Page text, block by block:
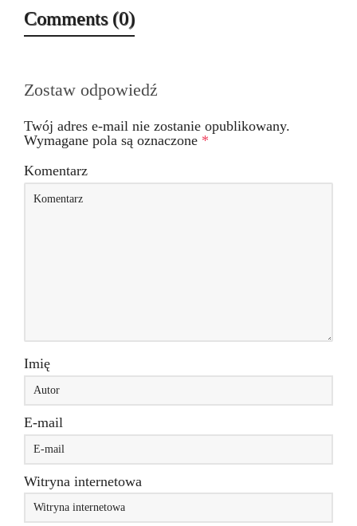
Comments (0)
Zostaw odpowiedź
Twój adres e-mail nie zostanie opublikowany.
Wymagane pola są oznaczone *
Komentarz
Imię
E-mail
Witryna internetowa